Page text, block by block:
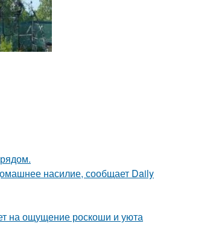
насилие, сообщает Daily
на ощущение роскоши и уюта